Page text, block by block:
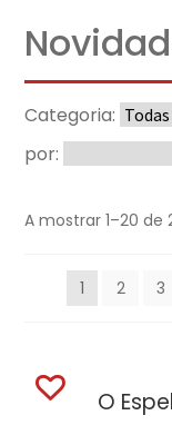
Categoria:
por:
A mostrar 1–20 de
1 2 3
O